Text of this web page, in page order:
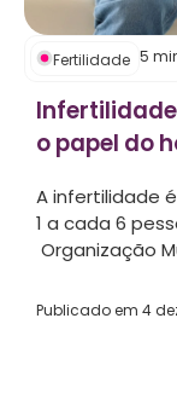
Fertilidade 5
o papel do
A infertilidade
1 a cada 6
Organização
Publicado em 4